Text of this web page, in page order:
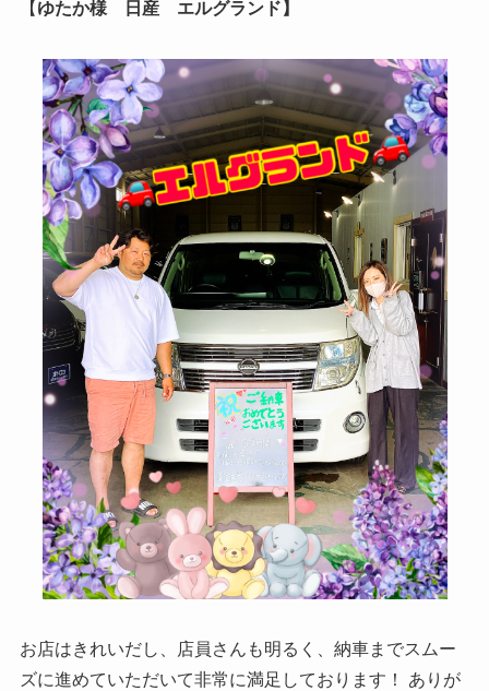
【 ゆたか様 日産 エルグランド】
お店はきれいだし、店員さんも明るく、納車までスムー
ズに進めていただいて非常に満足しております！ ありが